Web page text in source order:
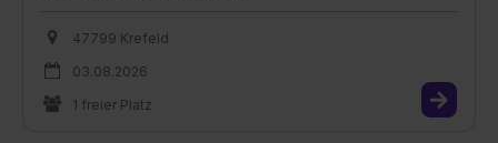
47799 Krefeld
03.08.2026
1 freier Platz